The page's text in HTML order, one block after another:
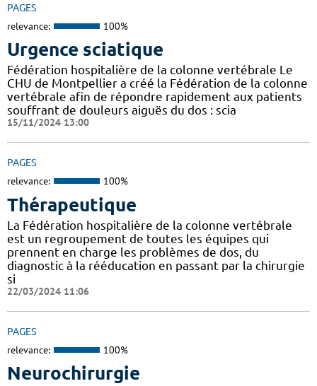
PAGES
relevance: 100%
Urgence sciatique
Fédération hospitalière de la colonne vertébrale Le
CHU de Montpellier a créé la Fédération de la colonne
vertébrale afin de répondre rapidement aux patients
souffrant de douleurs aiguës du dos : scia
15/11/2024 13:00
PAGES
relevance: 100%
Thérapeutique
La Fédération hospitalière de la colonne vertébrale
est un regroupement de toutes les équipes qui
prennent en charge les problèmes de dos, du
diagnostic à la rééducation en passant par la chirurgie
si
22/03/2024 11:06
PAGES
relevance: 100%
Neurochirurgie